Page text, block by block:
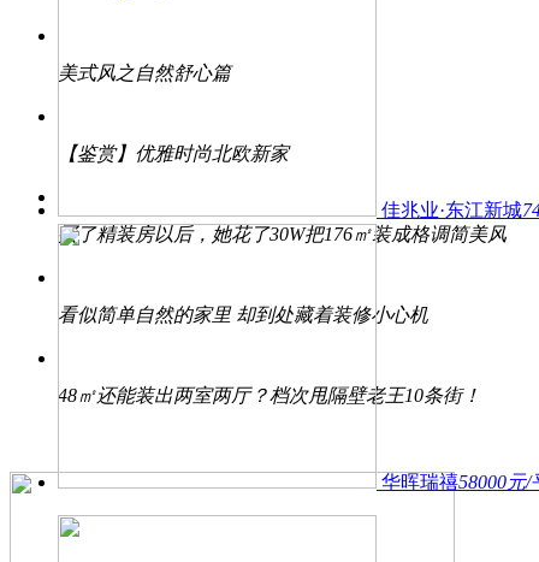
佳兆业·东江新城
华晖瑞禧58000元/
美式风之自然舒心篇
【鉴赏】优雅时尚北欧新家
买了精装房以后，她花了30W把176㎡装成格调简美风
看似简单自然的家里 却到处藏着装修小心机
48㎡还能装出两室两厅？档次甩隔壁老王10条街！